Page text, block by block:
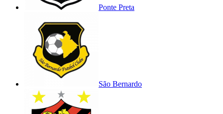
Ponte Preta
São Bernardo